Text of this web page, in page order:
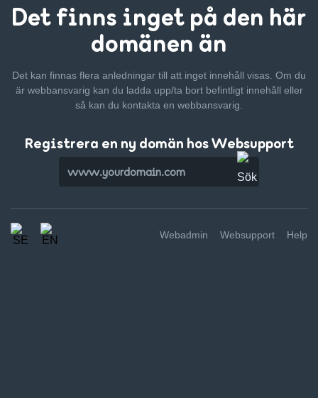
Det finns inget på den här
domänen än
Det kan finnas flera anledningar till att inget innehåll visas. Om du
är webbansvarig kan du ladda upp/ta bort befintligt innehåll eller
så kan du kontakta en webbansvarig.
Registrera en ny domän hos Websupport
Webadmin Websupport Help